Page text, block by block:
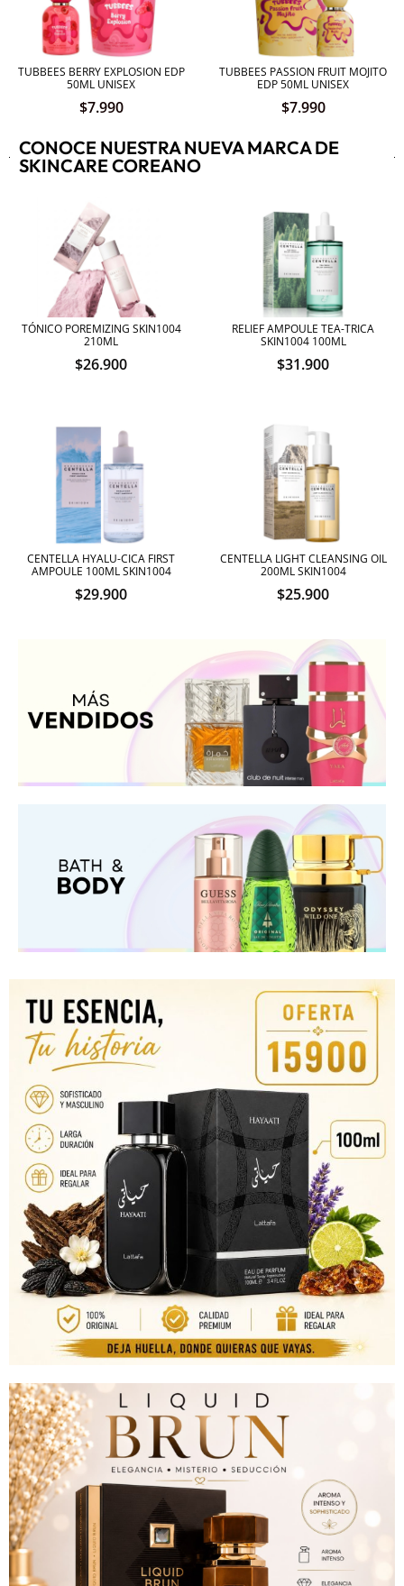
TUBBEES BERRY EXPLOSION EDP
50ML UNISEX
$7.990
TUBBEES PASSION FRUIT MOJITO
EDP 50ML UNISEX
$7.990
CONOCE NUESTRA NUEVA MARCA DE
SKINCARE COREANO
TÓNICO POREMIZING SKIN1004
210ML
$26.900
RELIEF AMPOULE TEA-TRICA
SKIN1004 100ML
$31.900
CENTELLA HYALU-CICA FIRST
AMPOULE 100ML SKIN1004
$29.900
CENTELLA LIGHT CLEANSING OIL
200ML SKIN1004
$25.900